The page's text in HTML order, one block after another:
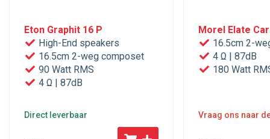
Eton Graphit 16 P
High-End speakers
16.5cm 2-weg composet
90 Watt RMS
4 Ω | 87dB
Direct leverbaar
Morel Elate
16.5cm 2-
4 Ω | 87dB
180 Watt
Vraag ons naar